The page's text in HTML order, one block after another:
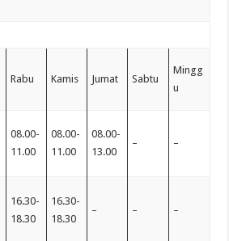
Rabu Kamis Jumat Sabtu
Mingg
u
08.00-
11.00
08.00-
11.00
08.00-
13.00
– –
16.30-
18.30
16.30-
18.30
– – –